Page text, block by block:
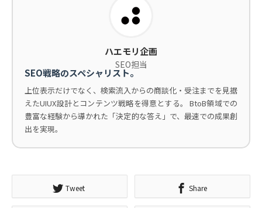
ハエモリ企画
SEO担当
SEO戦略のスペシャリスト。
上位表示だけでなく、検索流入からの商談化・受注までを見据
えたUIUX設計とコンテンツ戦略を得意とする。 BtoB領域での
豊富な経験から導かれた「決定的な答え」で、最速での成果創
出を実現。
Tweet Share